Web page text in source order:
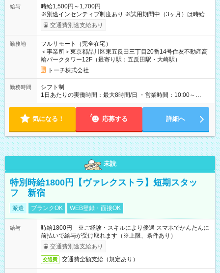
給与
時給1,500円～1,700円
※別途インセンティブ制度あり ※試用期間中（3ヶ月）は時給
1,400円 【試用期間】試用期間あり 試用期間の長さ：3ヶ月
※ 雇用形態と給与に、本採用時と異なる部分があります。 雇用
初回3ヶ月契約、以降は6ヶ月毎に更新 ・試用期間：3ヶ月 ・契
約更新：あり（契約満了時の業務量、勤務態度、勤務成績によ
り判断）、更新上限なし
交通費別途支給あり
勤務地
フルリモート（完全在宅）
＜事業所＞東京都品川区東五反田三丁目20番14号住友不動産高
輪パークタワー12F（最寄り駅：五反田駅・大崎駅）
トーチ株式会社
勤務時間
シフト制
1日あたりの実働時間：最大8時間/日 ・営業時間：10:00～
19:00（平日のみ） ※9:00～の勤務も応相談 ・勤務日数：週3
気になる！ 応募する 詳細へ
未読
特別時給1800円【ヴァレクストラ】短期スタッ
フ 新宿
派遣 ブランクOK WEB登録・面接OK
給与
時給1800円 ※ご経験・スキルにより優遇 スマホでかんたんに
前払いで給与が受け取れます（※上限、条件あり）
交通費別途支給あり
交通費 交通費全額支給（規定あり）